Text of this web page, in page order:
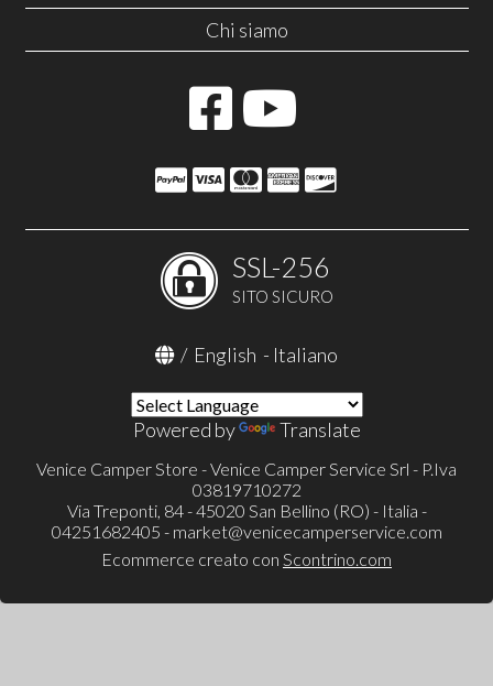
Chi siamo
SSL-256
SITO SICURO
/ English - Italiano
Powered by Translate
Venice Camper Store - Venice Camper Service Srl - P.Iva
03819710272
Via Treponti, 84 - 45020 San Bellino (RO) - Italia -
04251682405 - market@venicecamperservice.com
Ecommerce creato con Scontrino.com